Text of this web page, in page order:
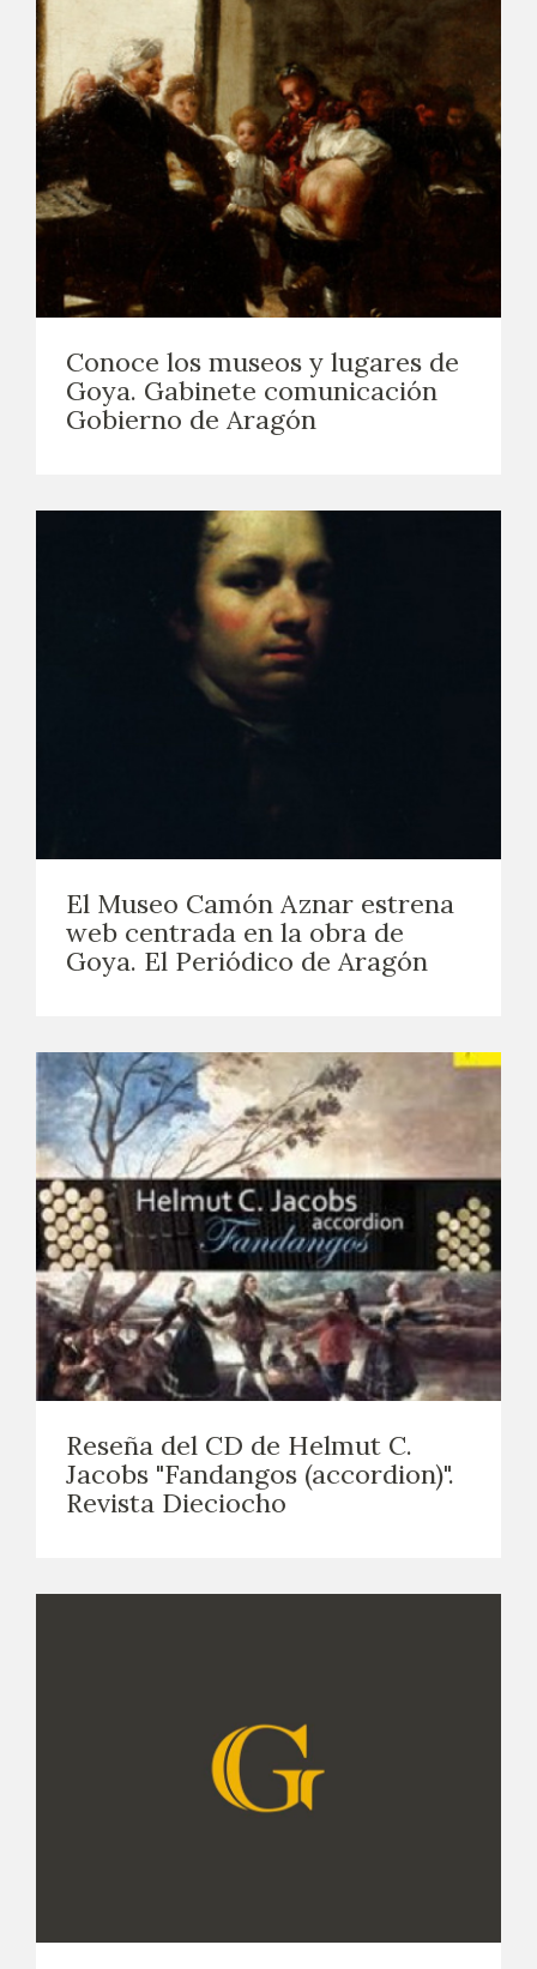
Conoce los museos y lugares de
Goya. Gabinete comunicación
Gobierno de Aragón
El Museo Camón Aznar estrena
web centrada en la obra de
Goya. El Periódico de Aragón
Reseña del CD de Helmut C.
Jacobs "Fandangos (accordion)".
Revista Dieciocho